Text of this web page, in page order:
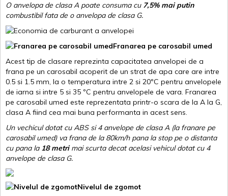
O anvelopa de clasa A poate consuma cu 7,5% mai putin
combustibil fata de o anvelopa de clasa G.
Franarea pe carosabil umed
Acest tip de clasare reprezinta capacitatea anvelopei de a
frana pe un carosabil acoperit de un strat de apa care are intre
0.5 si 1.5 mm, la o temperatura intre 2 si 20ºC pentru anvelopele
de iarna si intre 5 si 35 ºC pentru anvelopele de vara. Franarea
pe carosabil umed este reprezentata printr-o scara de la A la G,
clasa A fiind cea mai buna performanta in acest sens.
Un vechicul dotat cu ABS si 4 anvelope de clasa A (la franare pe
carosabil umed) va frana de la 80km/h pana la stop pe o distanta
cu pana la 18 metrimai scurta decat acelasi vehicul dotat cu 4
anvelope de clasa G.
Nivelul de zgomot